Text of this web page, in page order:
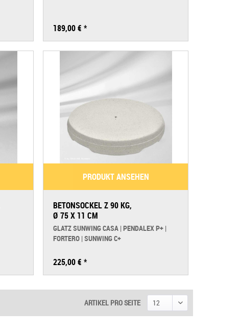
189,00 € *
PRODUKT ANSEHEN
BETONSOCKEL Z 90 KG,
Ø 75 X 11 CM
GLATZ SUNWING CASA | PENDALEX P+ |
FORTERO | SUNWING C+
225,00 € *
ARTIKEL PRO SEITE